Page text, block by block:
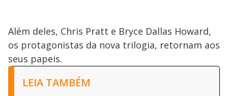
Além deles, Chris Pratt e Bryce Dallas Howard,
os protagonistas da nova trilogia, retornam aos
seus papeis.
LEIA TAMBÉM